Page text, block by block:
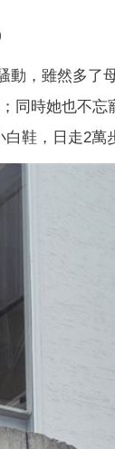
動，雖然多了
同時她也不忘
鞋，日走2萬